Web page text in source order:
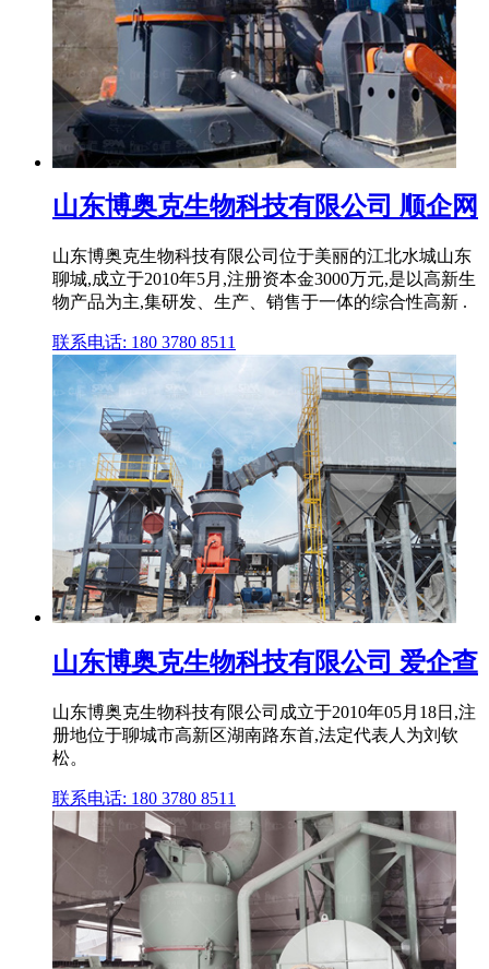
山东博奥克生物科技有限公司 顺企网
山东博奥克生物科技有限公司位于美丽的江北水城山东
聊城,成立于2010年5月,注册资本金3000万元,是以高新生
物产品为主,集研发、生产、销售于一体的综合性高新 .
联系电话: 180 3780 8511
山东博奥克生物科技有限公司 爱企查
山东博奥克生物科技有限公司成立于2010年05月18日,注
册地位于聊城市高新区湖南路东首,法定代表人为刘钦
松。
联系电话: 180 3780 8511